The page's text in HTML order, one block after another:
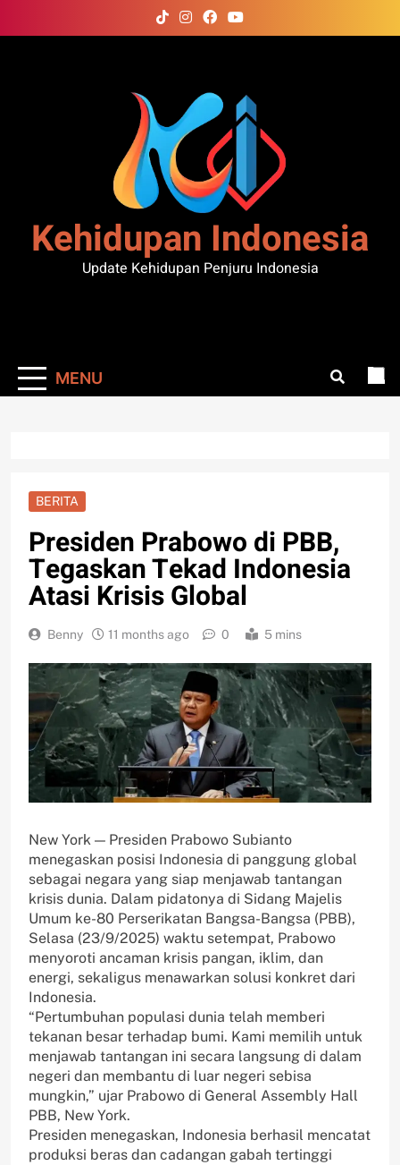
to
Kehidupan Indonesia
Update Kehidupan Penjuru Indonesia
MENU
BERITA
Presiden Prabowo di PBB,
Tegaskan Tekad Indonesia
Atasi Krisis Global
Benny 11 months ago 0 5 mins
New York — Presiden Prabowo Subianto
menegaskan posisi Indonesia di panggung global
sebagai negara yang siap menjawab tantangan
krisis dunia. Dalam pidatonya di Sidang Majelis
Umum ke-80 Perserikatan Bangsa-Bangsa (PBB),
Selasa (23/9/2025) waktu setempat, Prabowo
menyoroti ancaman krisis pangan, iklim, dan
energi, sekaligus menawarkan solusi konkret dari
Indonesia.
“Pertumbuhan populasi dunia telah memberi
tekanan besar terhadap bumi. Kami memilih untuk
menjawab tantangan ini secara langsung di dalam
negeri dan membantu di luar negeri sebisa
mungkin,” ujar Prabowo di General Assembly Hall
PBB, New York.
Presiden menegaskan, Indonesia berhasil mencatat
produksi beras dan cadangan gabah tertinggi